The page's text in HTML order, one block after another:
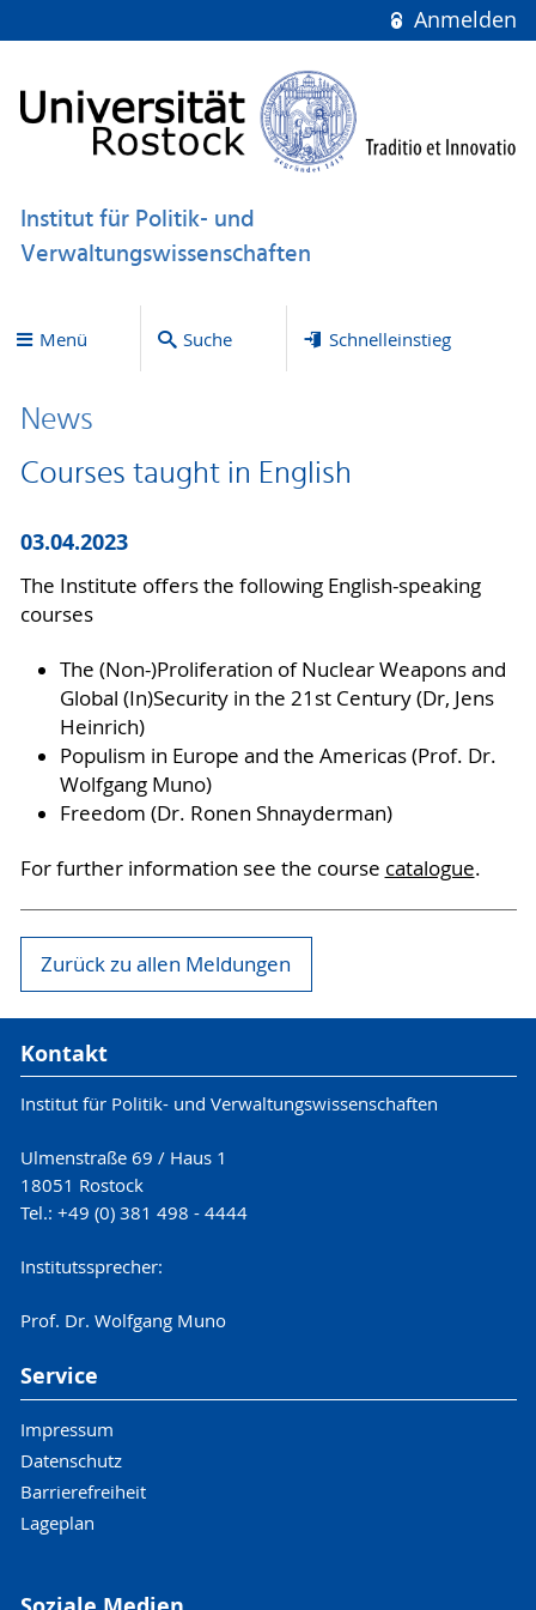
Anmelden
Institut für Politik- und
Verwaltungswissenschaften
Menü Suche Schnelleinstieg
News
Courses taught in English
03.04.2023
The Institute offers the following English-speaking
courses
The (Non-)Proliferation of Nuclear Weapons and
Global (In)Security in the 21st Century (Dr, Jens
Heinrich)
Populism in Europe and the Americas (Prof. Dr.
Wolfgang Muno)
Freedom (Dr. Ronen Shnayderman)
For further information see the course catalogue.
Zurück zu allen Meldungen
Kontakt
Institut für Politik- und Verwaltungswissenschaften
Ulmenstraße 69 / Haus 1
18051 Rostock
Tel.: +49 (0) 381 498 - 4444
Institutssprecher:
Prof. Dr. Wolfgang Muno
Service
Impressum
Datenschutz
Barrierefreiheit
Lageplan